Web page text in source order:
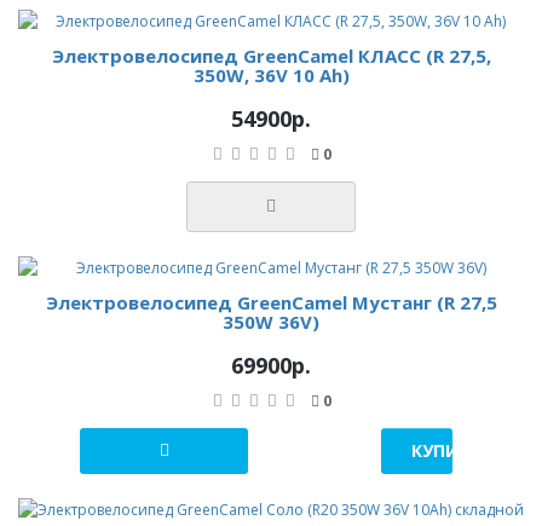
Электровелосипед GreenCamel КЛАСС (R 27,5,
350W, 36V 10 Ah)
54900р.
0
Электровелосипед GreenCamel Мустанг (R 27,5
350W 36V)
69900р.
0
КУПИТЬ В 1